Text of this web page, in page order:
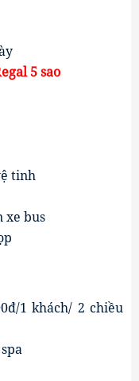
5 sao
tinh
xe bus
1 khách/ 2 chiều